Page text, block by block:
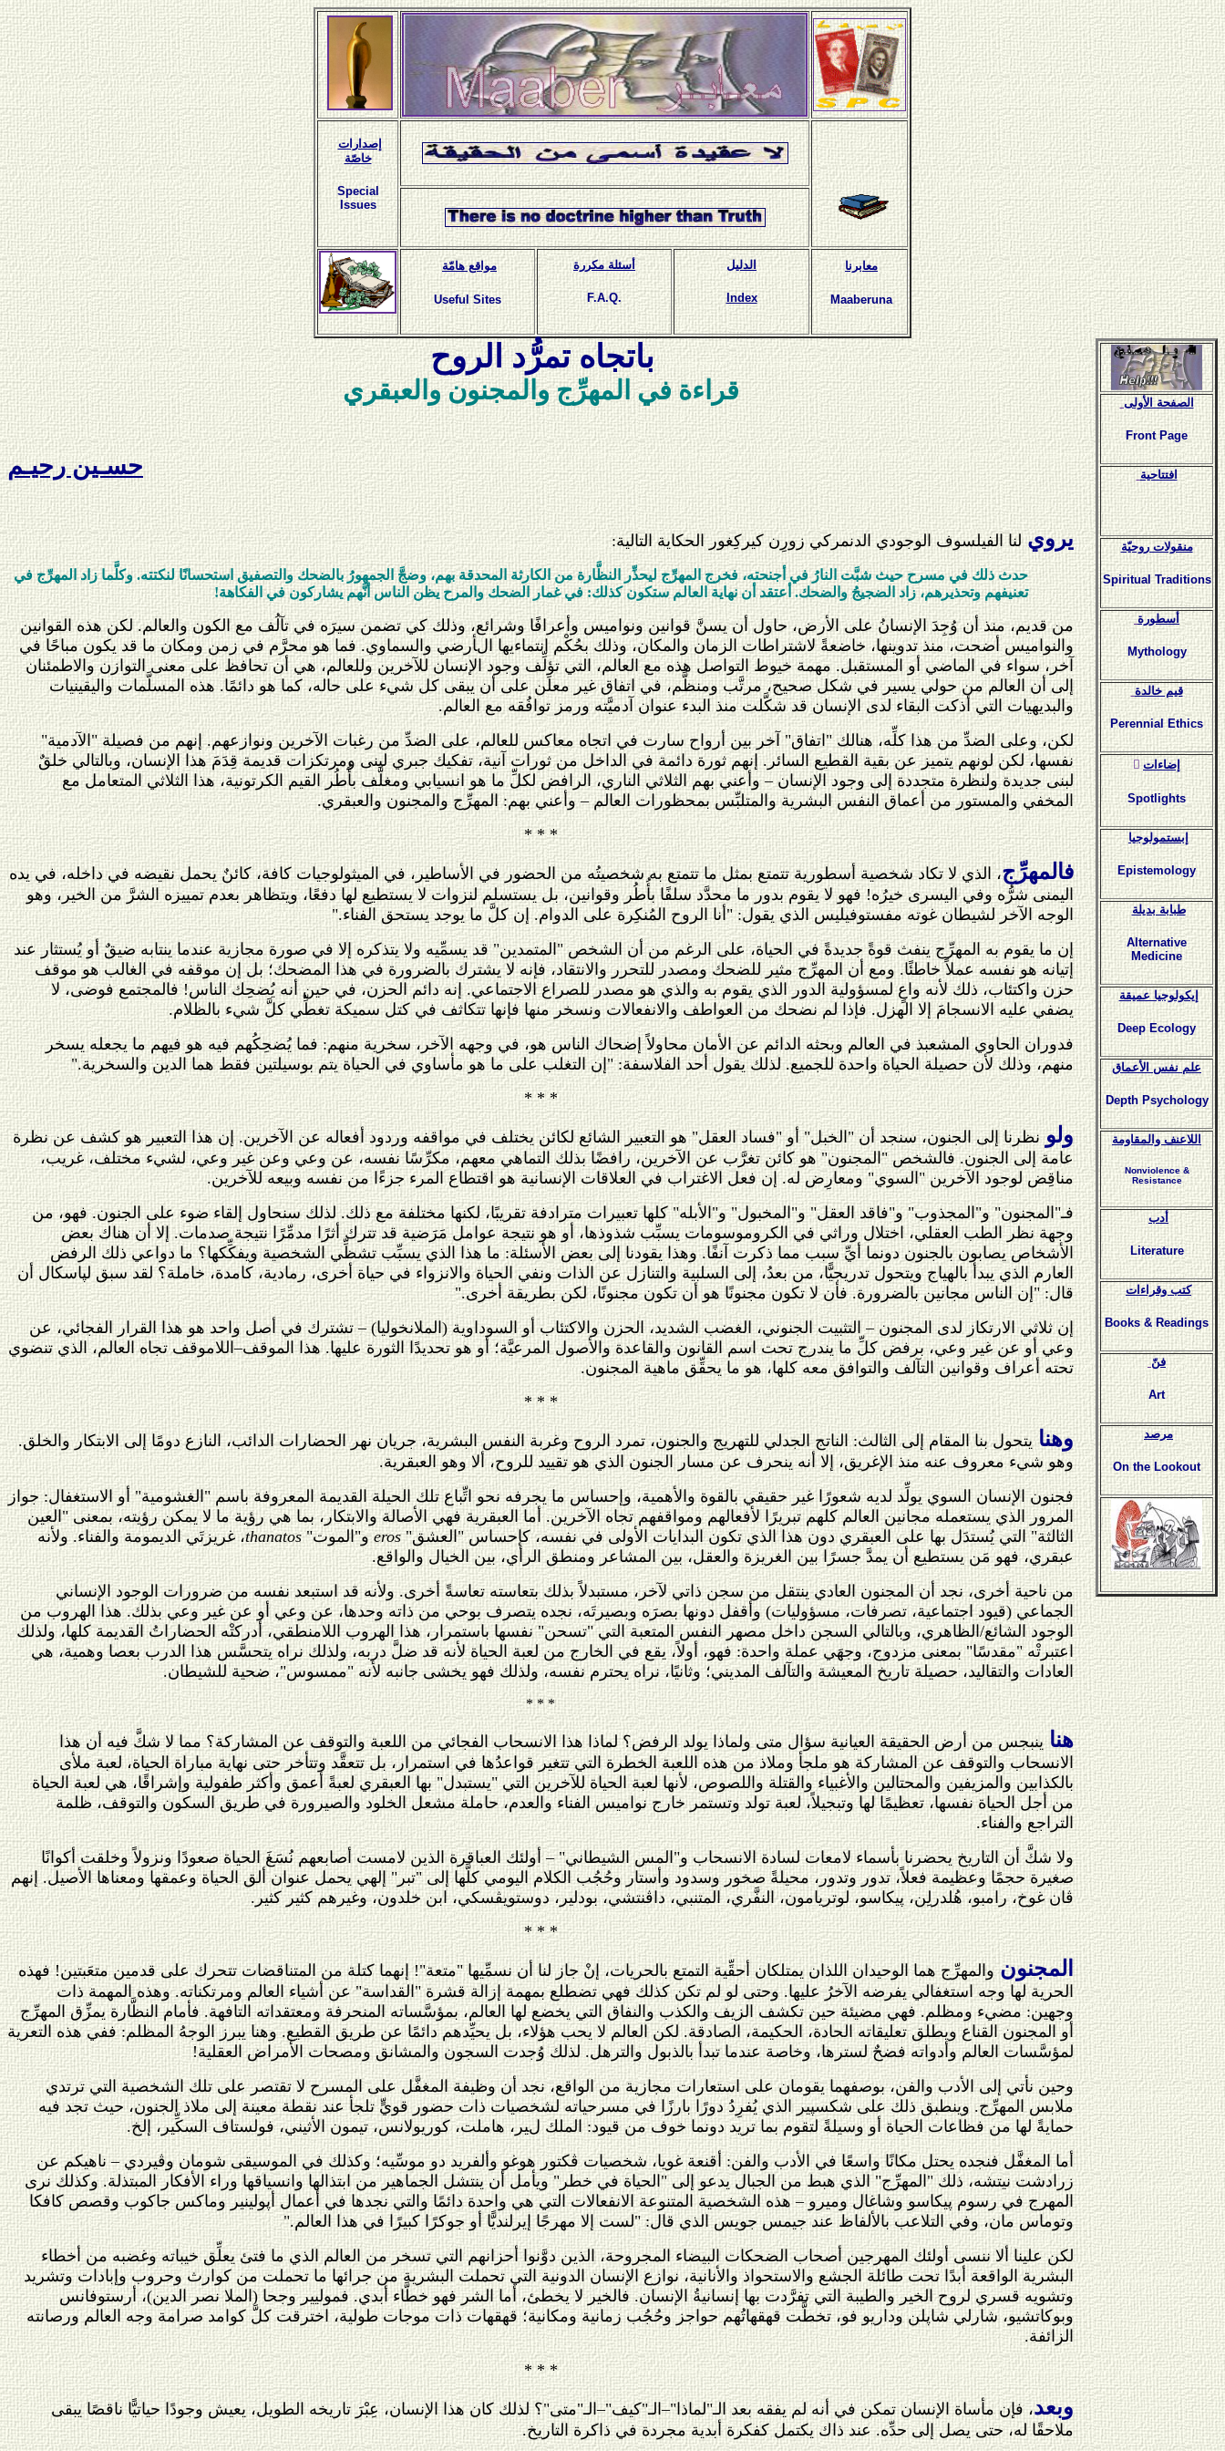
إصدارات
خاصّة
Special
Issues
مواقع هامّة
Useful Sites
أسئلة مكررة
F.A.Q.
الدليل
Index
معابرنا
Maaberuna
باتجاه تمرُّد الروح
قراءة في المهرِّج والمجنون والعبقري
حسـين رحيـم
يروي لنا الفيلسوف الوجودي الدنمركي زورِن كيركِغور الحكاية التالية:
حدث ذلك في مسرح حيث شبَّت النارُ في أجنحته، فخرج المهرِّج ليحذِّر النظَّارة من الكارثة المحدقة بهم، وضجَّ الجمهورُ بالضحك والتصفيق استحسانًا لنكتته. وكلَّما زاد المهرِّج في
تعنيفهم وتحذيرهم، زاد الضجيجُ والضحك. أعتقد أن نهاية العالم ستكون كذلك: في غمار الضحك والمرح يظن الناس أنَّهم يشاركون في الفكاهة!
من قديم، منذ أن وُجِدَ الإنسانُ على الأرض، حاول أن يسنَّ قوانين ونواميس وأعرافًا وشرائع، وذلك كي تضمن سيرَه في تآلُف مع الكون والعالم. لكن هذه القوانين
والنواميس أضحت، منذ تدوينها، خاضعةً لاشتراطات الزمان والمكان، وذلك بحُكْم انتماءيها الأرضي والسماوي. فما هو محرَّم في زمن ومكان ما قد يكون مباحًا في
آخر، سواء في الماضي أو المستقبل. مهمة خيوط التواصل هذه مع العالم، التي تؤلِّف وجود الإنسان للآخرين وللعالم، هي أن تحافظ على معنى التوازن والاطمئنان
إلى أن العالم من حولي يسير في شكل صحيح، مرتَّب ومنظَّم، في اتفاق غير معلَن على أن يبقى كل شيء على حاله، كما هو دائمًا. هذه المسلَّمات واليقينيات
والبديهيات التي أذكت البقاء لدى الإنسان قد شكَّلت منذ البدء عنوان آدميَّته ورمز توافُقه مع العالم.
لكن، وعلى الضدِّ من هذا كلِّه، هنالك "اتفاق" آخر بين أرواح سارت في اتجاه معاكس للعالم، على الضدِّ من رغبات الآخرين ونوازعهم. إنهم من فصيلة "الآدمية"
نفسها، لكن لونهم يتميز عن بقية القطيع السائر. إنهم ثورة دائمة في الداخل من ثورات آنية، تفكيك جبري لبنى ومرتكزات قديمة قِدَمَ هذا الإنسان، وبالتالي خلقٌ
لبنى جديدة ولنظرة متجددة إلى وجود الإنسان – وأعني بهم الثلاثي الناري، الرافض لكلِّ ما هو انسيابي ومغلَّف بأُطُر القيم الكرتونية، هذا الثلاثي المتعامل مع
المخفي والمستور من أعماق النفس البشرية والمتلبِّس بمحظورات العالم – وأعني بهم: المهرِّج والمجنون والعبقري.
* * *
فالمهرِّج، الذي لا تكاد شخصية أسطورية تتمتع بمثل ما تتمتع به شخصيتُه من الحضور في الأساطير، في الميثولوجيات كافة، كائنٌ يحمل نقيضه في داخله، في يده
اليمنى شرُّه وفي اليسرى خيرُه! فهو لا يقوم بدور ما محدَّد سلفًا بأُطُر وقوانين، بل يستسلم لنزوات لا يستطيع لها دفعًا، ويتظاهر بعدم تمييزه الشرَّ من الخير، وهو
الوجه الآخر لشيطان غوته مفستوفيليس الذي يقول: "أنا الروح المُنكِرة على الدوام. إن كلَّ ما يوجد يستحق الفناء."
إن ما يقوم به المهرِّج ينفث قوةً جديدةً في الحياة، على الرغم من أن الشخص "المتمدين" قد يسمِّيه ولا يتذكره إلا في صورة مجازية عندما ينتابه ضيقٌ أو يُستثار عند
إتيانه هو نفسه عملاً خاطئًا. ومع أن المهرِّج مثير للضحك ومصدر للتحرر والانتقاد، فإنه لا يشترك بالضرورة في هذا المضحك؛ بل إن موقفه في الغالب هو موقف
حزن واكتئاب، ذلك لأنه واعٍ لمسؤولية الدور الذي يقوم به والذي هو مصدر للصراع الاجتماعي. إنه دائم الحزن، في حين أنه يُضحِك الناس! فالمجتمع فوضى، لا
يضفي عليه الانسجامَ إلا الهزل. فإذا لم نضحك من العواطف والانفعالات ونسخر منها فإنها تتكاثف في كتل سميكة تغطِّي كلَّ شيء بالظلام.
فدوران الحاوي المشعبذ في العالم وبحثه الدائم عن الأمان محاولاً إضحاك الناس هو، في وجهه الآخر، سخرية منهم: فما يُضحِكُهم فيه هو فيهم ما يجعله يسخر
منهم، وذلك لأن حصيلة الحياة واحدة للجميع. لذلك يقول أحد الفلاسفة: "إن التغلب على ما هو مأساوي في الحياة يتم بوسيلتين فقط هما الدين والسخرية."
* * *
ولو نظرنا إلى الجنون، سنجد أن "الخبل" أو "فساد العقل" هو التعبير الشائع لكائن يختلف في مواقفه وردود أفعاله عن الآخرين. إن هذا التعبير هو كشف عن نظرة
عامة إلى الجنون. فالشخص "المجنون" هو كائن تغرَّب عن الآخرين، رافضًا بذلك التماهي معهم، مكرِّسًا نفسه، عن وعي وعن غير وعي، لشيء مختلف، غريب،
مناقِض لوجود الآخرين "السوي" ومعارِض له. إن فعل الاغتراب في العلاقات الإنسانية هو اقتطاع المرء جزءًا من نفسه وبيعه للآخرين.
فـ"المجنون" و"المجذوب" و"فاقد العقل" و"المخبول" و"الأبله" كلها تعبيرات مترادفة تقريبًا، لكنها مختلفة مع ذلك. لذلك سنحاول إلقاء ضوء على الجنون. فهو، من
وجهة نظر الطب العقلي، اختلال وراثي في الكروموسومات يسبِّب شذوذها، أو هو نتيجة عوامل مَرَضية قد تترك أثرًا مدمِّرًا نتيجة صدمات. إلا أن هناك بعض
الأشخاص يصابون بالجنون دونما أيِّ سبب مما ذكرت آنفًا. وهذا يقودنا إلى بعض الأسئلة: ما هذا الذي يسبِّب تشظِّي الشخصية ويفكِّكها؟ ما دواعي ذلك الرفض
العارم الذي يبدأ بالهياج ويتحول تدريجيًّا، من بعدُ، إلى السلبية والتنازل عن الذات ونفي الحياة والانزواء في حياة أخرى، رمادية، كامدة، خاملة؟ لقد سبق لپاسكال أن
قال: "إن الناس مجانين بالضرورة. فأن لا تكون مجنونًا هو أن تكون مجنونًا، لكن بطريقة أخرى."
إن ثلاثي الارتكاز لدى المجنون – التثبيت الجنوني، الغضب الشديد، الحزن والاكتئاب أو السوداوية (الملانخوليا) – تشترك في أصل واحد هو هذا القرار الفجائي، عن
وعي أو عن غير وعي، برفض كلِّ ما يندرج تحت اسم القانون والقاعدة والأصول المرعيَّة؛ أو هو تحديدًا الثورة عليها. هذا الموقف–اللاموقف تجاه العالم، الذي تنضوي
تحته أعراف وقوانين التآلف والتوافق معه كلها، هو ما يحقِّق ماهية المجنون.
* * *
وهنا يتحول بنا المقام إلى الثالث: الناتج الجدلي للتهريج والجنون، تمرد الروح وغربة النفس البشرية، جريان نهر الحضارات الدائب، النازع دومًا إلى الابتكار والخلق.
وهو شيء معروف عنه منذ الإغريق، إلا أنه ينحرف عن مسار الجنون الذي هو تقييد للروح، ألا وهو العبقرية.
فجنون الإنسان السوي يولِّد لديه شعورًا غير حقيقي بالقوة والأهمية، وإحساس ما يجرفه نحو اتِّباع تلك الحيلة القديمة المعروفة باسم "الغشومية" أو الاستغفال: جواز
المرور الذي يستعمله مجانين العالم كلهم تبريرًا لأفعالهم ومواقفهم تجاه الآخرين. أما العبقرية فهي الأصالة والابتكار، بما هي رؤية ما لا يمكن رؤيته، بمعنى "العين
الثالثة" التي يُستدَل بها على العبقري دون هذا الذي تكون البدايات الأولى في نفسه، كإحساس "العشق"erosو"الموت"thanatos، غريزتَي الديمومة والفناء. ولأنه
عبقري، فهو مَن يستطيع أن يمدَّ جسرًا بين الغريزة والعقل، بين المشاعر ومنطق الرأي، بين الخيال والواقع.
من ناحية أخرى، نجد أن المجنون العادي ينتقل من سجن ذاتي لآخر، مستبدلاً بذلك بتعاسته تعاسةً أخرى. ولأنه قد استبعد نفسه من ضرورات الوجود الإنساني
الجماعي (قيود اجتماعية، تصرفات، مسؤوليات) وأقفل دونها بصرَه وبصيرتَه، نجده يتصرف بوحي من ذاته وحدها، عن وعي أو عن غير وعي بذلك. هذا الهروب من
الوجود الشائع/الظاهري، وبالتالي السجن داخل مصهر النفس المتعبة التي "تسحن" نفسها باستمرار، هذا الهروب اللامنطقي، أدركتْه الحضاراتُ القديمة كلها، ولذلك
اعتبرتْه "مقدسًا" بمعنى مزدوج، وجهَي عملة واحدة: فهو، أولاً، يقع في الخارج من لعبة الحياة لأنه قد ضلَّ دربه، ولذلك نراه يتحسَّس هذا الدرب بعصا وهمية، هي
العادات والتقاليد، حصيلة تاريخ المعيشة والتآلف المديني؛ وثانيًا، نراه يحترم نفسه، ولذلك فهو يخشى جانبه لأنه "ممسوس"، ضحية للشيطان.
* * *
هنا ينبجس من أرض الحقيقة العيانية سؤال متى ولماذا يولد الرفض؟ لماذا هذا الانسحاب الفجائي من اللعبة والتوقف عن المشاركة؟ مما لا شكَّ فيه أن هذا
الانسحاب والتوقف عن المشاركة هو ملجأ وملاذ من هذه اللعبة الخطرة التي تتغير قواعدُها في استمرار، بل تتعقَّد وتتأخر حتى نهاية مباراة الحياة، لعبة ملأى
بالكذابين والمزيفين والمحتالين والأغبياء والقتلة واللصوص، لأنها لعبة الحياة للآخرين التي "يستبدل" بها العبقري لعبةً أعمق وأكثر طفولية وإشراقًا، هي لعبة الحياة
من أجل الحياة نفسها، تعظيمًا لها وتبجيلاً، لعبة تولد وتستمر خارج نواميس الفناء والعدم، حاملة مشعل الخلود والصيرورة في طريق السكون والتوقف، ظلمة
التراجع والفناء.
ولا شكَّ أن التاريخ يحضرنا بأسماء لامعات لسادة الانسحاب و"المس الشيطاني" – أولئك العباقرة الذين لامست أصابعهم نُسَغَ الحياة صعودًا ونزولاً وخلقت أكوانًا
صغيرة حجمًا وعظيمة فعلاً، تدور وتدور، محيلةً صخور وسدود وأستار وحُجُب الكلام اليومي كلَّها إلى "تبر" إلهي يحمل عنوان ألق الحياة وعمقها ومعناها الأصيل. إنهم
ڤان غوخ، رامبو، هُلدرلِن، پيكاسو، لوتريامون، النفَّري، المتنبي، داڤنتشي، بودلير، دوستويڤسكي، ابن خلدون، وغيرهم كثير كثير.
* * *
المجنون والمهرِّج هما الوحيدان اللذان يمتلكان أحقِّية التمتع بالحريات، إنْ جاز لنا أن نسمِّيها "متعة"! إنهما كتلة من المتناقضات تتحرك على قدمين متعَبتين! فهذه
الحرية لها وجه استغفالي يفرضه الآخرُ عليها. وحتى لو لم تكن كذلك فهي تضطلع بمهمة إزالة قشرة "القداسة" عن أشياء العالم ومرتكناته. وهذه المهمة ذات
وجهين: مضيء ومظلم. فهي مضيئة حين تكشف الزيف والكذب والنفاق التي يخضع لها العالم، بمؤسَّساته المنحرفة ومعتقداته التافهة. فأمام النظَّارة يمزِّق المهرِّج
أو المجنون القناع ويطلق تعليقاته الحادة، الحكيمة، الصادقة. لكن العالم لا يحب هؤلاء، بل يحيِّدهم دائمًا عن طريق القطيع. وهنا يبرز الوجهُ المظلم: ففي هذه التعرية
لمؤسَّسات العالم وأدواته فضحٌ لسترها، وخاصة عندما تبدأ بالذبول والترهل. لذلك وُجدت السجون والمشانق ومصحات الأمراض العقلية!
وحين نأتي إلى الأدب والفن، بوصفهما يقومان على استعارات مجازية من الواقع، نجد أن وظيفة المغفَّل على المسرح لا تقتصر على تلك الشخصية التي ترتدي
ملابس المهرِّج. وينطبق ذلك على شكسپير الذي يُفرِدُ دورًا بارزًا في مسرحياته لشخصيات ذات حضور قويٍّ تلجأ عند نقطة معينة إلى ملاذ الجنون، حيث تجد فيه
حمايةً لها من فظاعات الحياة أو وسيلةً لتقوم بما تريد دونما خوف من قيود: الملك لير، هاملت، كوريولانس، تيمون الأثيني، فولستاف السكِّير، إلخ.
أما المغفَّل فنجده يحتل مكانًا واسعًا في الأدب والفن: أقنعة غويا، شخصيات ڤكتور هوغو وألفريد دو موسِّيه؛ وكذلك في الموسيقى شومان وڤيردي – ناهيكم عن
زرادشت نيتشه، ذلك "المهرِّج" الذي هبط من الجبال يدعو إلى "الحياة في خطر" ويأمل أن ينتشل الجماهير من ابتذالها وانسياقها وراء الأفكار المبتذلة. وكذلك نرى
المهرج في رسوم پيكاسو وشاغال وميرو – هذه الشخصية المتنوعة الانفعالات التي هي واحدة دائمًا والتي نجدها في أعمال أپولينير وماكس جاكوب وقصص كافكا
وتوماس مان، وفي التلاعب بالألفاظ عند جيمس جويس الذي قال: "لست إلا مهرجًا إيرلنديًّا أو جوكرًا كبيرًا في هذا العالم."
لكن علينا ألا ننسى أولئك المهرجين أصحاب الضحكات البيضاء المجروحة، الذين دوَّنوا أحزانهم التي تسخر من العالم الذي ما فتئ يعلِّق خيباته وغضبه من أخطاء
البشرية الواقعة أبدًا تحت طائلة الجشع والاستحواذ والأنانية، نوازع الإنسان الدونية التي تحملت البشرية من جرائها ما تحملت من كوارث وحروب وإبادات وتشريد
وتشويه قسري لروح الخير والطيبة التي تفرَّدت بها إنسانيةُ الإنسان. فالخير لا يخطئ، أما الشر فهو خطَّاء أبدي. فموليير وجحا (الملا نصر الدين)، أرستوفانس
وبوكاتشيو، شارلي شاپلن وداريو فو، تخطَّت قهقهاتُهم حواجز وحُجُب زمانية ومكانية؛ قهقهات ذات موجات طولية، اخترقت كلَّ كوامد صرامة وجه العالم ورصانته
الزائفة.
* * *
وبعد، فإن مأساة الإنسان تمكن في أنه لم يفقه بعد الـ"لماذا"–الـ"كيف"–الـ"متى"؟ لذلك كان هذا الإنسان، عِبْرَ تاريخه الطويل، يعيش وجودًا حياتيًّا ناقصًا يبقى
ملاحقًا له، حتى يصل إلى حدِّه. عند ذاك يكتمل كفكرة أبدية مجردة في ذاكرة التاريخ.
الصفحة الأولى
Front Page
افتتاحية
منقولات روحيّة
Spiritual Traditions
أسطورة
Mythology
قيم خالدة
Perennial Ethics
ٍإضاءات
Spotlights
إبستمولوجيا
Epistemology
طبابة بديلة
Alternative
Medicine
إيكولوجيا عميقة
Deep Ecology
علم نفس الأعماق
Depth Psychology
اللاعنف والمقاومة
Nonviolence &
Resistance
أدب
Literature
كتب وقراءات
Books & Readings
فنّ
Art
مرصد
On the Lookout